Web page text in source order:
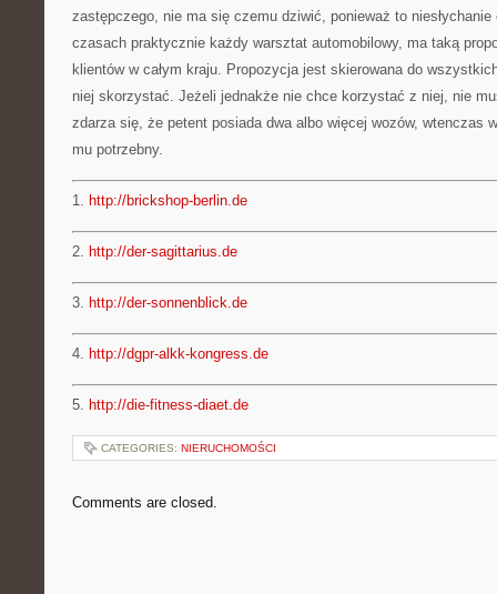
zastępczego, nie ma się czemu dziwić, ponieważ to
czasach praktycznie każdy warsztat automobilowy, ma taką
klientów w całym kraju. Propozycja jest skierowana do
niej skorzystać. Jeżeli jednakże nie chce korzystać z niej, nie
zdarza się, że petent posiada dwa albo więcej wozów, wtenczas
mu potrzebny.
1. http://brickshop-berlin.de
2. http://der-sagittarius.de
3. http://der-sonnenblick.de
4. http://dgpr-alkk-kongress.de
5. http://die-fitness-diaet.de
CATEGORIES: NIERUCHOMOŚCI
Comments are closed.